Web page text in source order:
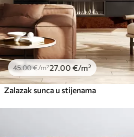
45.00€/m²27.00 €/m²
Zalazak sunca u stijenama